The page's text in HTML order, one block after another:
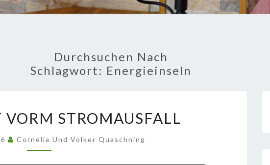
PODCAST
Durchsuchen Nach
Schlagwort: Energieinseln
ANGST
VORM
STROMAUSFALL
STROMAUSFALL
Cornelia Und Volker Quaschning